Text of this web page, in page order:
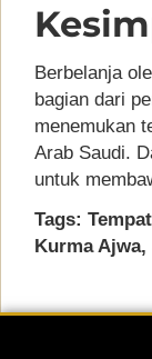
Berbelanja
bagian dari
menemukan
Arab Saudi.
untuk
Tags:
Kurma